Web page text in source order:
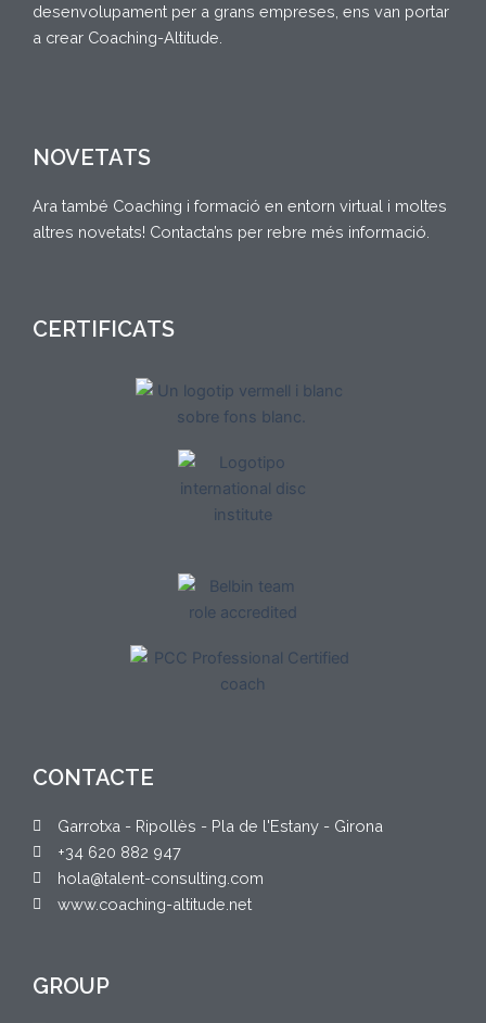
desenvolupament per a grans empreses, ens van portar
a crear Coaching-Altitude.
NOVETATS
Ara també Coaching i formació en entorn virtual i moltes
altres novetats! Contacta’ns per rebre més informació.
CERTIFICATS
CONTACTE
Garrotxa - Ripollès - Pla de l'Estany - Girona
+34 620 882 947
hola@talent-consulting.com
www.coaching-altitude.net
GROUP